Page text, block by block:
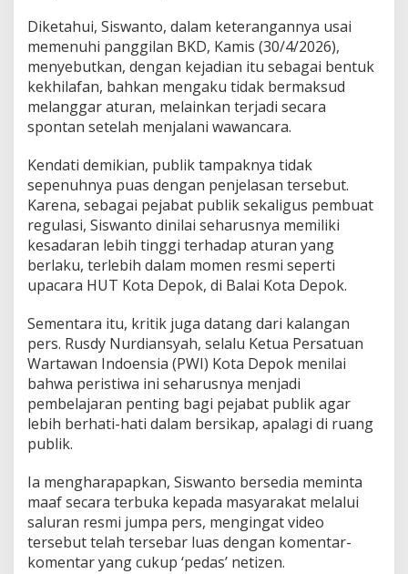
Diketahui, Siswanto, dalam keterangannya usai
memenuhi panggilan BKD, Kamis (30/4/2026),
menyebutkan, dengan kejadian itu sebagai bentuk
kekhilafan, bahkan mengaku tidak bermaksud
melanggar aturan, melainkan terjadi secara
spontan setelah menjalani wawancara.
Kendati demikian, publik tampaknya tidak
sepenuhnya puas dengan penjelasan tersebut.
Karena, sebagai pejabat publik sekaligus pembuat
regulasi, Siswanto dinilai seharusnya memiliki
kesadaran lebih tinggi terhadap aturan yang
berlaku, terlebih dalam momen resmi seperti
upacara HUT Kota Depok, di Balai Kota Depok.
Sementara itu, kritik juga datang dari kalangan
pers. Rusdy Nurdiansyah, selalu Ketua Persatuan
Wartawan Indoensia (PWI) Kota Depok menilai
bahwa peristiwa ini seharusnya menjadi
pembelajaran penting bagi pejabat publik agar
lebih berhati-hati dalam bersikap, apalagi di ruang
publik.
Ia mengharapapkan, Siswanto bersedia meminta
maaf secara terbuka kepada masyarakat melalui
saluran resmi jumpa pers, mengingat video
tersebut telah tersebar luas dengan komentar-
komentar yang cukup ‘pedas’ netizen.